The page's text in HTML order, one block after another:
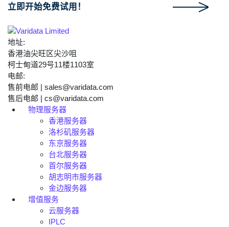
立即开始免费试用！
地址:
香港油尖旺区尖沙咀
柯士甸道29号11楼1103室
电邮:
售前电邮 | sales@varidata.com
售后电邮 | cs@varidata.com
物理服务器
香港服务器
洛杉矶服务器
东京服务器
台北服务器
首尔服务器
胡志明市服务器
金边服务器
增值服务
云服务器
IPLC